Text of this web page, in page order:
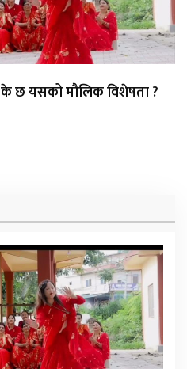
छ यसको मौलिक विशेषता ?